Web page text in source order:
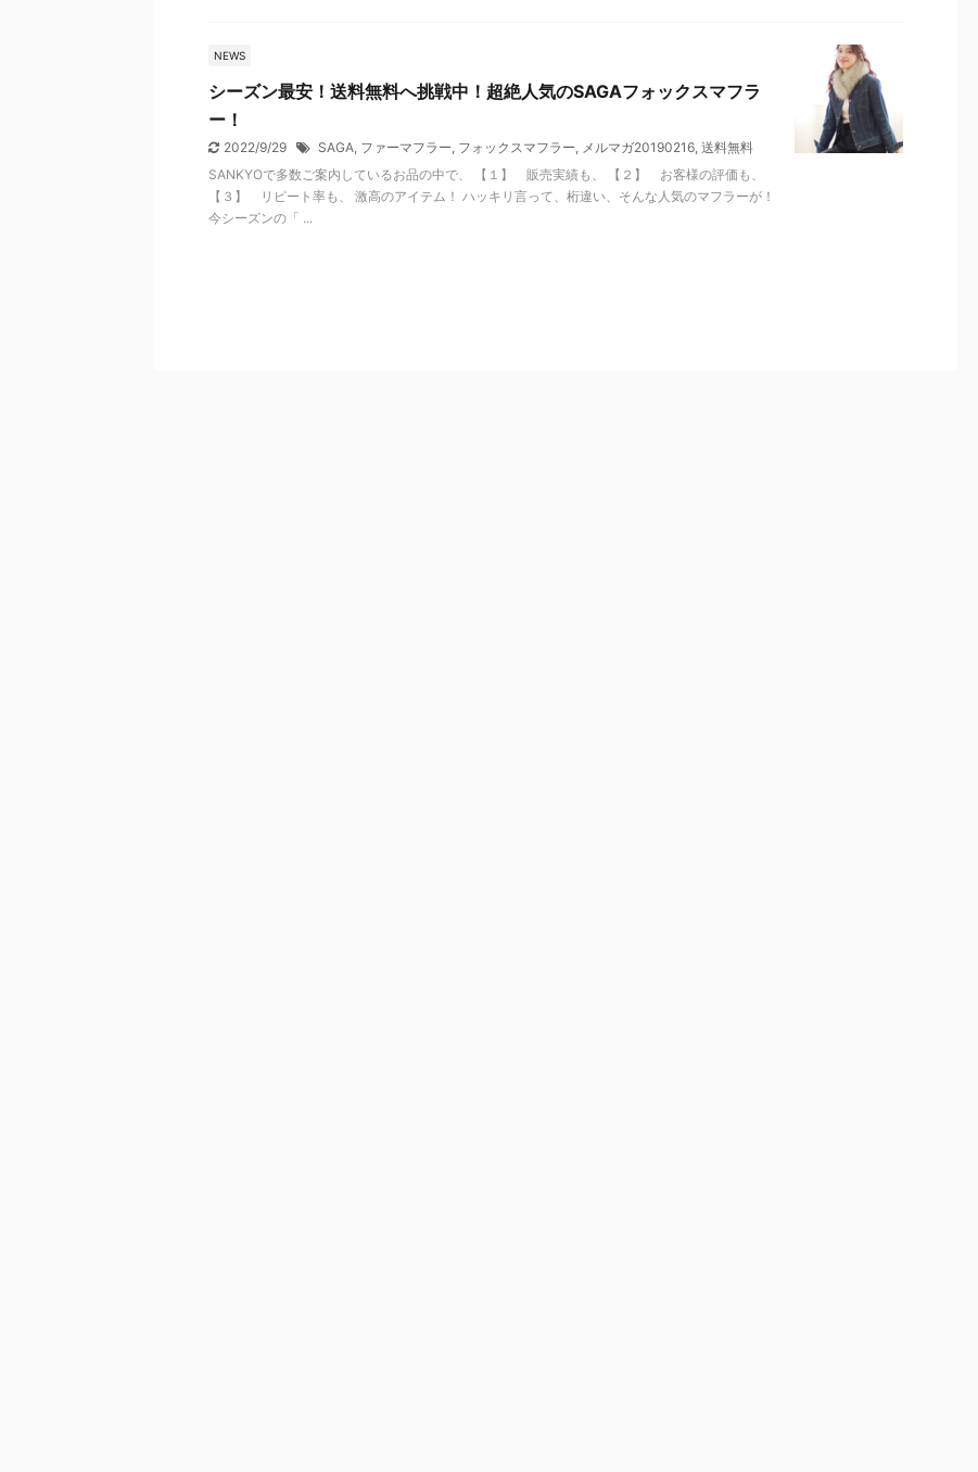
NEWS
シーズン最安！送料無料へ挑戦中！超絶人気のSAGAフォックスマフラ
ー！
2022/9/29 SAGA, ファーマフラー, フォックスマフラー, メルマガ20190216, 送料無料
SANKYOで多数ご案内しているお品の中で、 【１】 販売実績も、 【２】 お客様の評価も、
【３】 リピート率も、 激高のアイテム！ ハッキリ言って、桁違い、そんな人気のマフラーが！
今シーズンの「 ...